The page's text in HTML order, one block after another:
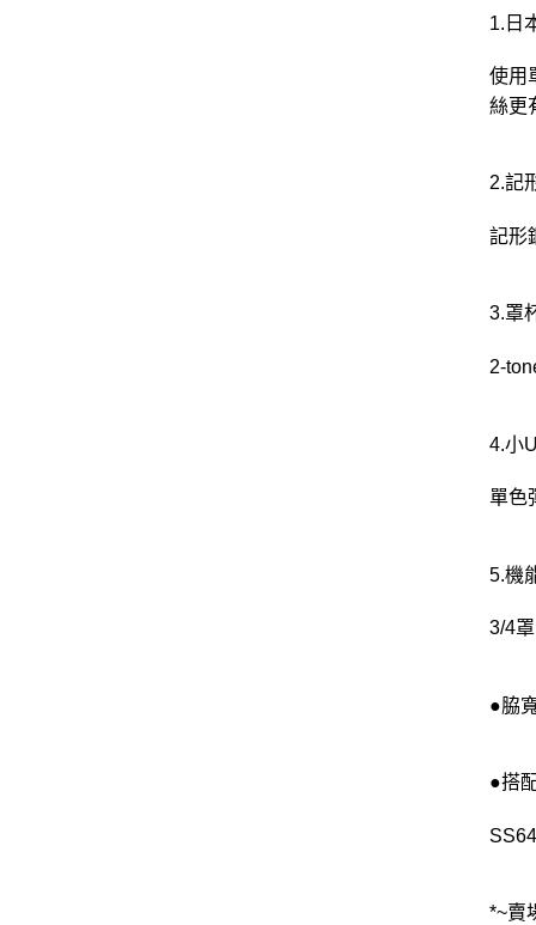
1.日
使用
絲更
2.記
記形
3.罩
2-
4.小
單色
5.機
3/4
●脇
●搭
*~賣